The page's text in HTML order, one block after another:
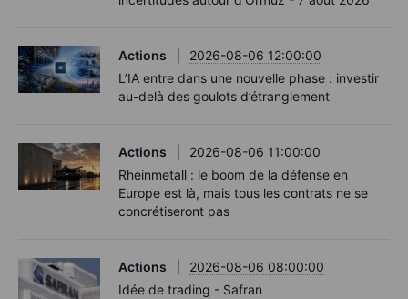
Actions
2026-08-06 12:00:00
L’IA entre dans une nouvelle phase : investir
au-delà des goulots d’étranglement
Actions
2026-08-06 11:00:00
Rheinmetall : le boom de la défense en
Europe est là, mais tous les contrats ne se
concrétiseront pas
Actions
2026-08-06 08:00:00
Idée de trading - Safran